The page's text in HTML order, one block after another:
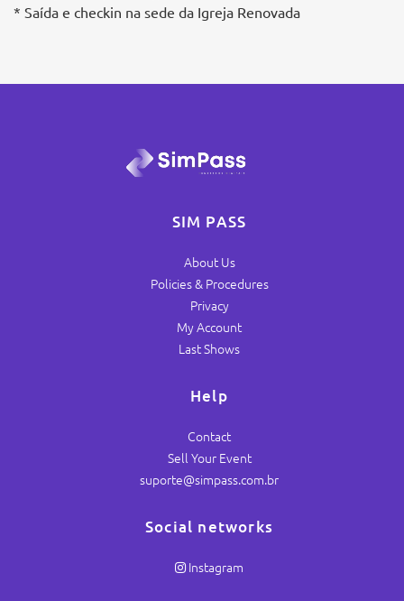
* Saída e checkin na sede da Igreja Renovada
SIM PASS
About Us
Policies & Procedures
Privacy
My Account
Last Shows
Help
Contact
Sell Your Event
suporte@simpass.com.br
Social networks
Instagram